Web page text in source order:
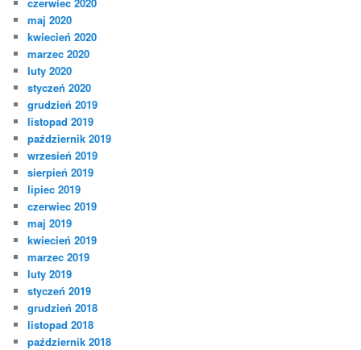
maj 2020
kwiecień 2020
marzec 2020
luty 2020
styczeń 2020
grudzień 2019
listopad 2019
październik 2019
wrzesień 2019
sierpień 2019
lipiec 2019
czerwiec 2019
maj 2019
kwiecień 2019
marzec 2019
luty 2019
styczeń 2019
grudzień 2018
listopad 2018
październik 2018